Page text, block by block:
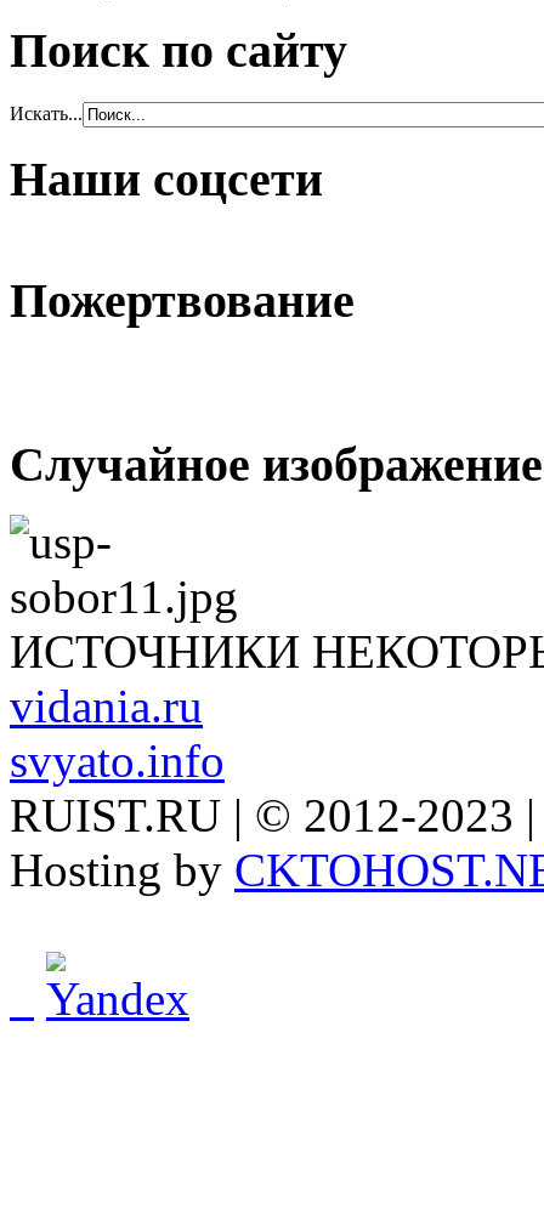
Поиск по сайту
Искать...
Наши соцсети
Пожертвование
Случайное изображение
ИСТОЧНИКИ
vidania.ru
svyato.info
RUIST.RU | © 2012-2023
Hosting by